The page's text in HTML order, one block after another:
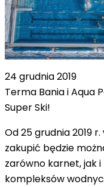
24 grudnia 2019
Terma Bania i Aqua
Super Ski!
Od 25 grudnia 2019
zakupić będzie
zarówno karnet, jak
kompleksów